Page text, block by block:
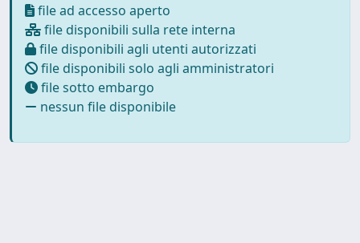
file ad accesso aperto
file disponibili sulla rete interna
file disponibili agli utenti autorizzati
file disponibili solo agli amministratori
file sotto embargo
nessun file disponibile